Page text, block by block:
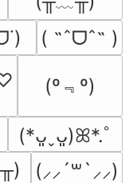
( ˶ˆᗜˆ˵ )
(º﹃º)
(*ᴗ͈ˬᴗ͈)ꕤ*.ﾟ
(⸝⸝´꒳`⸝⸝)